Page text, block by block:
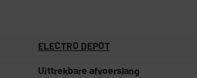
ELECTRO DEPOT
Uittrekbare afvoerslang